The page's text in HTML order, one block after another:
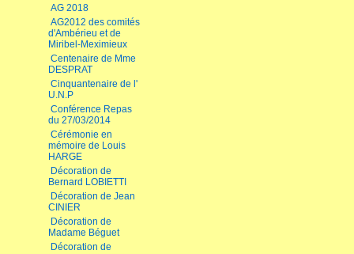
AG 2018
AG2012 des comités
d'Ambérieu et de
Miribel-Meximieux
Centenaire de Mme
DESPRAT
Cinquantenaire de l'
U.N.P
Conférence Repas
du 27/03/2014
Cérémonie en
mémoire de Louis
HARGE
Décoration de
Bernard LOBIETTI
Décoration de Jean
CINIER
Décoration de
Madame Béguet
Décoration de